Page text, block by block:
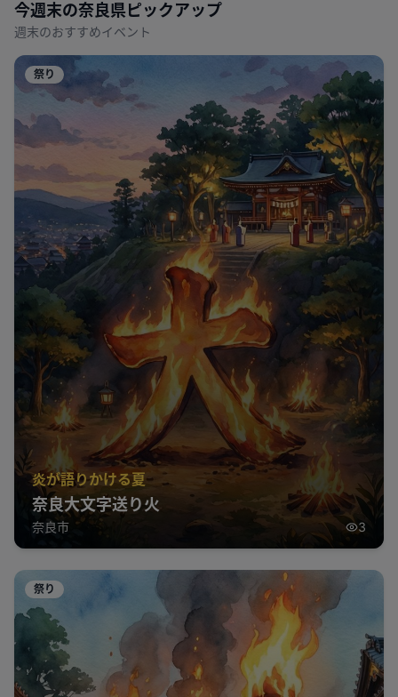
今週末の奈良県 ピックアップ
週末のおすすめイベント
祭り
炎が語りかける夏
奈良大文字送り火
奈良市 3
祭り